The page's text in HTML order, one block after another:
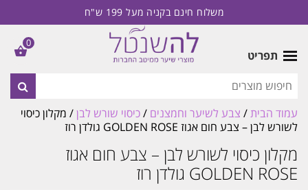
משלוח חינם בקניה מעל 199 ש"ח
תפריט
עמוד הבית/ צבע לשיער וחמצנים /כיסוי שורש לבן/ מקלון כיסוי
לשורש לבן – צבע חום אגוז GOLDEN ROSE גולדן רוז
מקלון כיסוי לשורש לבן – צבע חום אגוז
GOLDEN ROSE גולדן רוז
0